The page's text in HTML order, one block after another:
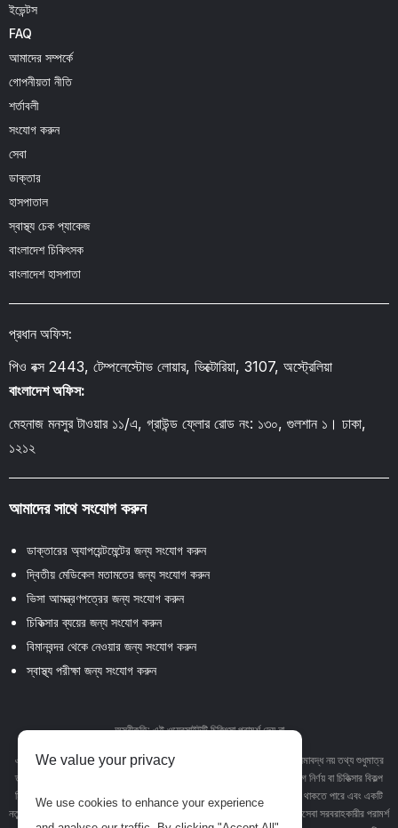
ইভেন্টস
FAQ
আমাদের সম্পর্কে
গোপনীয়তা নীতি
শর্তাবলী
সংযোগ করুন
সেবা
ডাক্তার
হাসপাতাল
স্বাস্থ্য চেক প্যাকেজ
বাংলাদেশ চিকিৎসক
বাংলাদেশ হাসপাতা
প্রধান অফিস:
পিও বক্স 2443, টেম্পলেস্টোভ লোয়ার, ভিক্টোরিয়া, 3107, অস্ট্রেলিয়া
বাংলাদেশ অফিস:
মেহনাজ মনসুর টাওয়ার ১১/এ, গ্রাউন্ড ফ্লোর রোড নং: ১৩০, গুলশান ১। ঢাকা,
১২১২
আমাদের সাথে সংযোগ করুন
ডাক্তারের অ্যাপয়েন্টমেন্টের জন্য সংযোগ করুন
দ্বিতীয় মেডিকেল মতামতের জন্য সংযোগ করুন
ভিসা আমন্ত্রণপত্রের জন্য সংযোগ করুন
চিকিত্সার ব্যয়ের জন্য সংযোগ করুন
বিমানবন্দর থেকে নেওয়ার জন্য সংযোগ করুন
স্বাস্থ্য পরীক্ষা জন্য সংযোগ করুন
অস্বীকৃতি: এই ওয়েবসাইটটি চিকিৎসা পরামর্শ দেয় না
এই ওয়েবসাইটে থাকা পাঠ্য, গ্রাফিক্স, চিত্র এবং অন্যান্য উপাদান সহ তবে এর মধ্যে সীমাবদ্ধ নয় তথ্য শুধুমাত্র
তথ্যমূলক উদ্দেশ্যে। এই সাইটে কোনও উপাদান বা সামগ্রী পেশাদার চিকিত্সা পরামর্শ, রোগ নির্ণয় বা চিকিত্সার বিকল্প
হিসাবে উদ্দেশ্য নয়। কোনও চিকিত্সা অবস্থা বা চিকিত্সা সম্পর্কে আপনার যে কোনও প্রশ্ন থাকতে পারে এবং একটি
নতুন স্বাস্থ্যসেবা ব্যবস্থা গ্রহণের আগে সর্বদা আপনার চিকিত্সক বা অন্যান্য যোগ্য স্বাস্থ্যসেবা সরবরাহকারীর পরামর্শ
We value your privacy
We use cookies to enhance your experience